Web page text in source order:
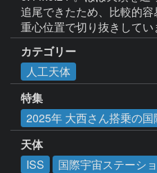
追尾できたため、比較的
重心位置で切り抜きしてい
カテゴリー
人工天体
特集
2025年 大西さん搭乗の
天体
ISS
国際宇宙ステーシ